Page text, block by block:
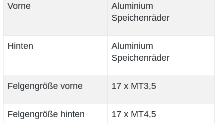
Vorne
Aluminium
Speichenräder
Hinten
Aluminium
Speichenräder
Felgengröße vorne 17 x MT3,5
Felgengröße hinten 17 x MT4,5